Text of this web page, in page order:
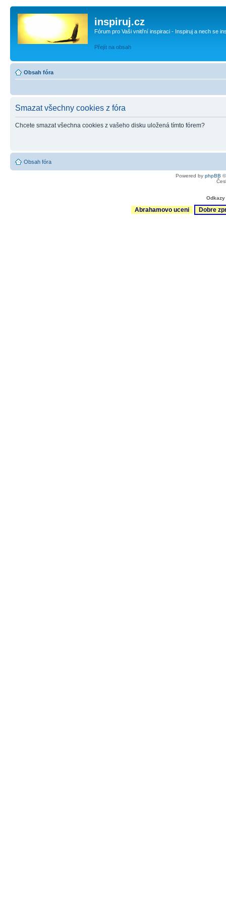
inspiruj.cz
Fórum pro Vaši vnitřní inspiraci - Inspiruj a nech se
Přejít na obsah
Obsah fóra
Smazat všechny cookies z fóra
Chcete smazat všechna cookies z vašeho disku uložená tímto fórem?
Obsah fóra
Powered by phpBB
Abrahamovo uceni Dobre